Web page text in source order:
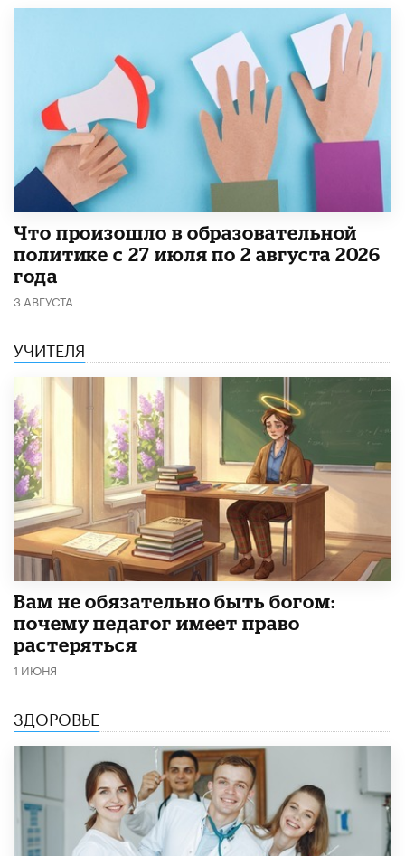
​Что произошло в образовательной
политике с 27 июля по 2 августа 2026
года
3 АВГУСТА
УЧИТЕЛЯ
​Вам не обязательно быть богом:
почему педагог имеет право
растеряться
1 ИЮНЯ
ЗДОРОВЬЕ